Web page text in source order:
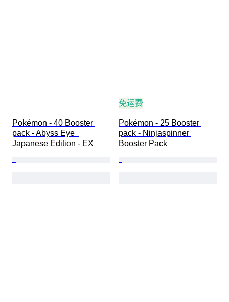
Pokémon - 40 Booster
pack - Abyss Eye
Japanese Edition - EX
免运费
Pokémon - 25 Booster
pack - Ninjaspinner
Booster Pack